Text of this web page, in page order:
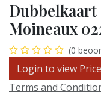
Dubbelkaart
Moineaux
(0
Login to view Price
Terms and